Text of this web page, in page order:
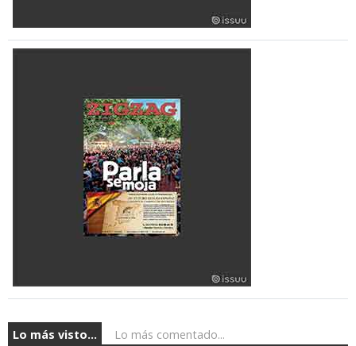
Lo más visto... Lo más comentado...